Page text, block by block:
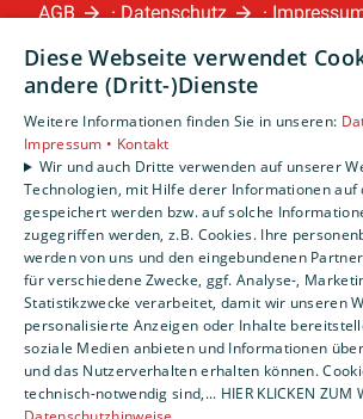
AGB
·Datenschutz ·
Privatkunden
Gewerbekunden
Karriere
Unternehmen
Standorte
Sonneberg
Diese Webseite verwendet
andere (Dritt-)Dienste
Weitere Informationen finden Sie in unseren:
Impressum • Kontakt
Wir und auch Dritte verwenden auf unserer
Technologien, mit Hilfe derer Informationen auf
gespeichert werden bzw. auf solche
zugegriffen werden, z.B. Cookies. Ihre
werden von uns und den eingebundenen
für verschiedene Zwecke, ggf. Analyse-,
Statistikzwecke verarbeitet, damit wir unseren
personalisierte Anzeigen oder Inhalte
soziale Medien anbieten und Informationen
und das Nutzerverhalten erhalten können.
technisch-notwendig sind,... HIER KLICKEN ZUM